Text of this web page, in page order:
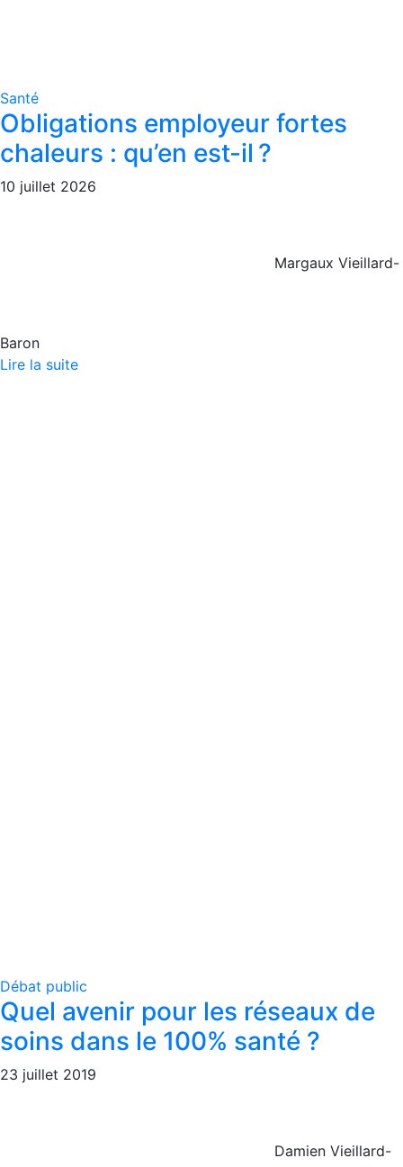
Santé
Obligations employeur fortes
chaleurs : qu’en est-il ?
10 juillet 2026
Margaux Vieillard-
Baron
Lire la suite
Débat public
Quel avenir pour les réseaux de
soins dans le 100% santé ?
23 juillet 2019
Damien Vieillard-